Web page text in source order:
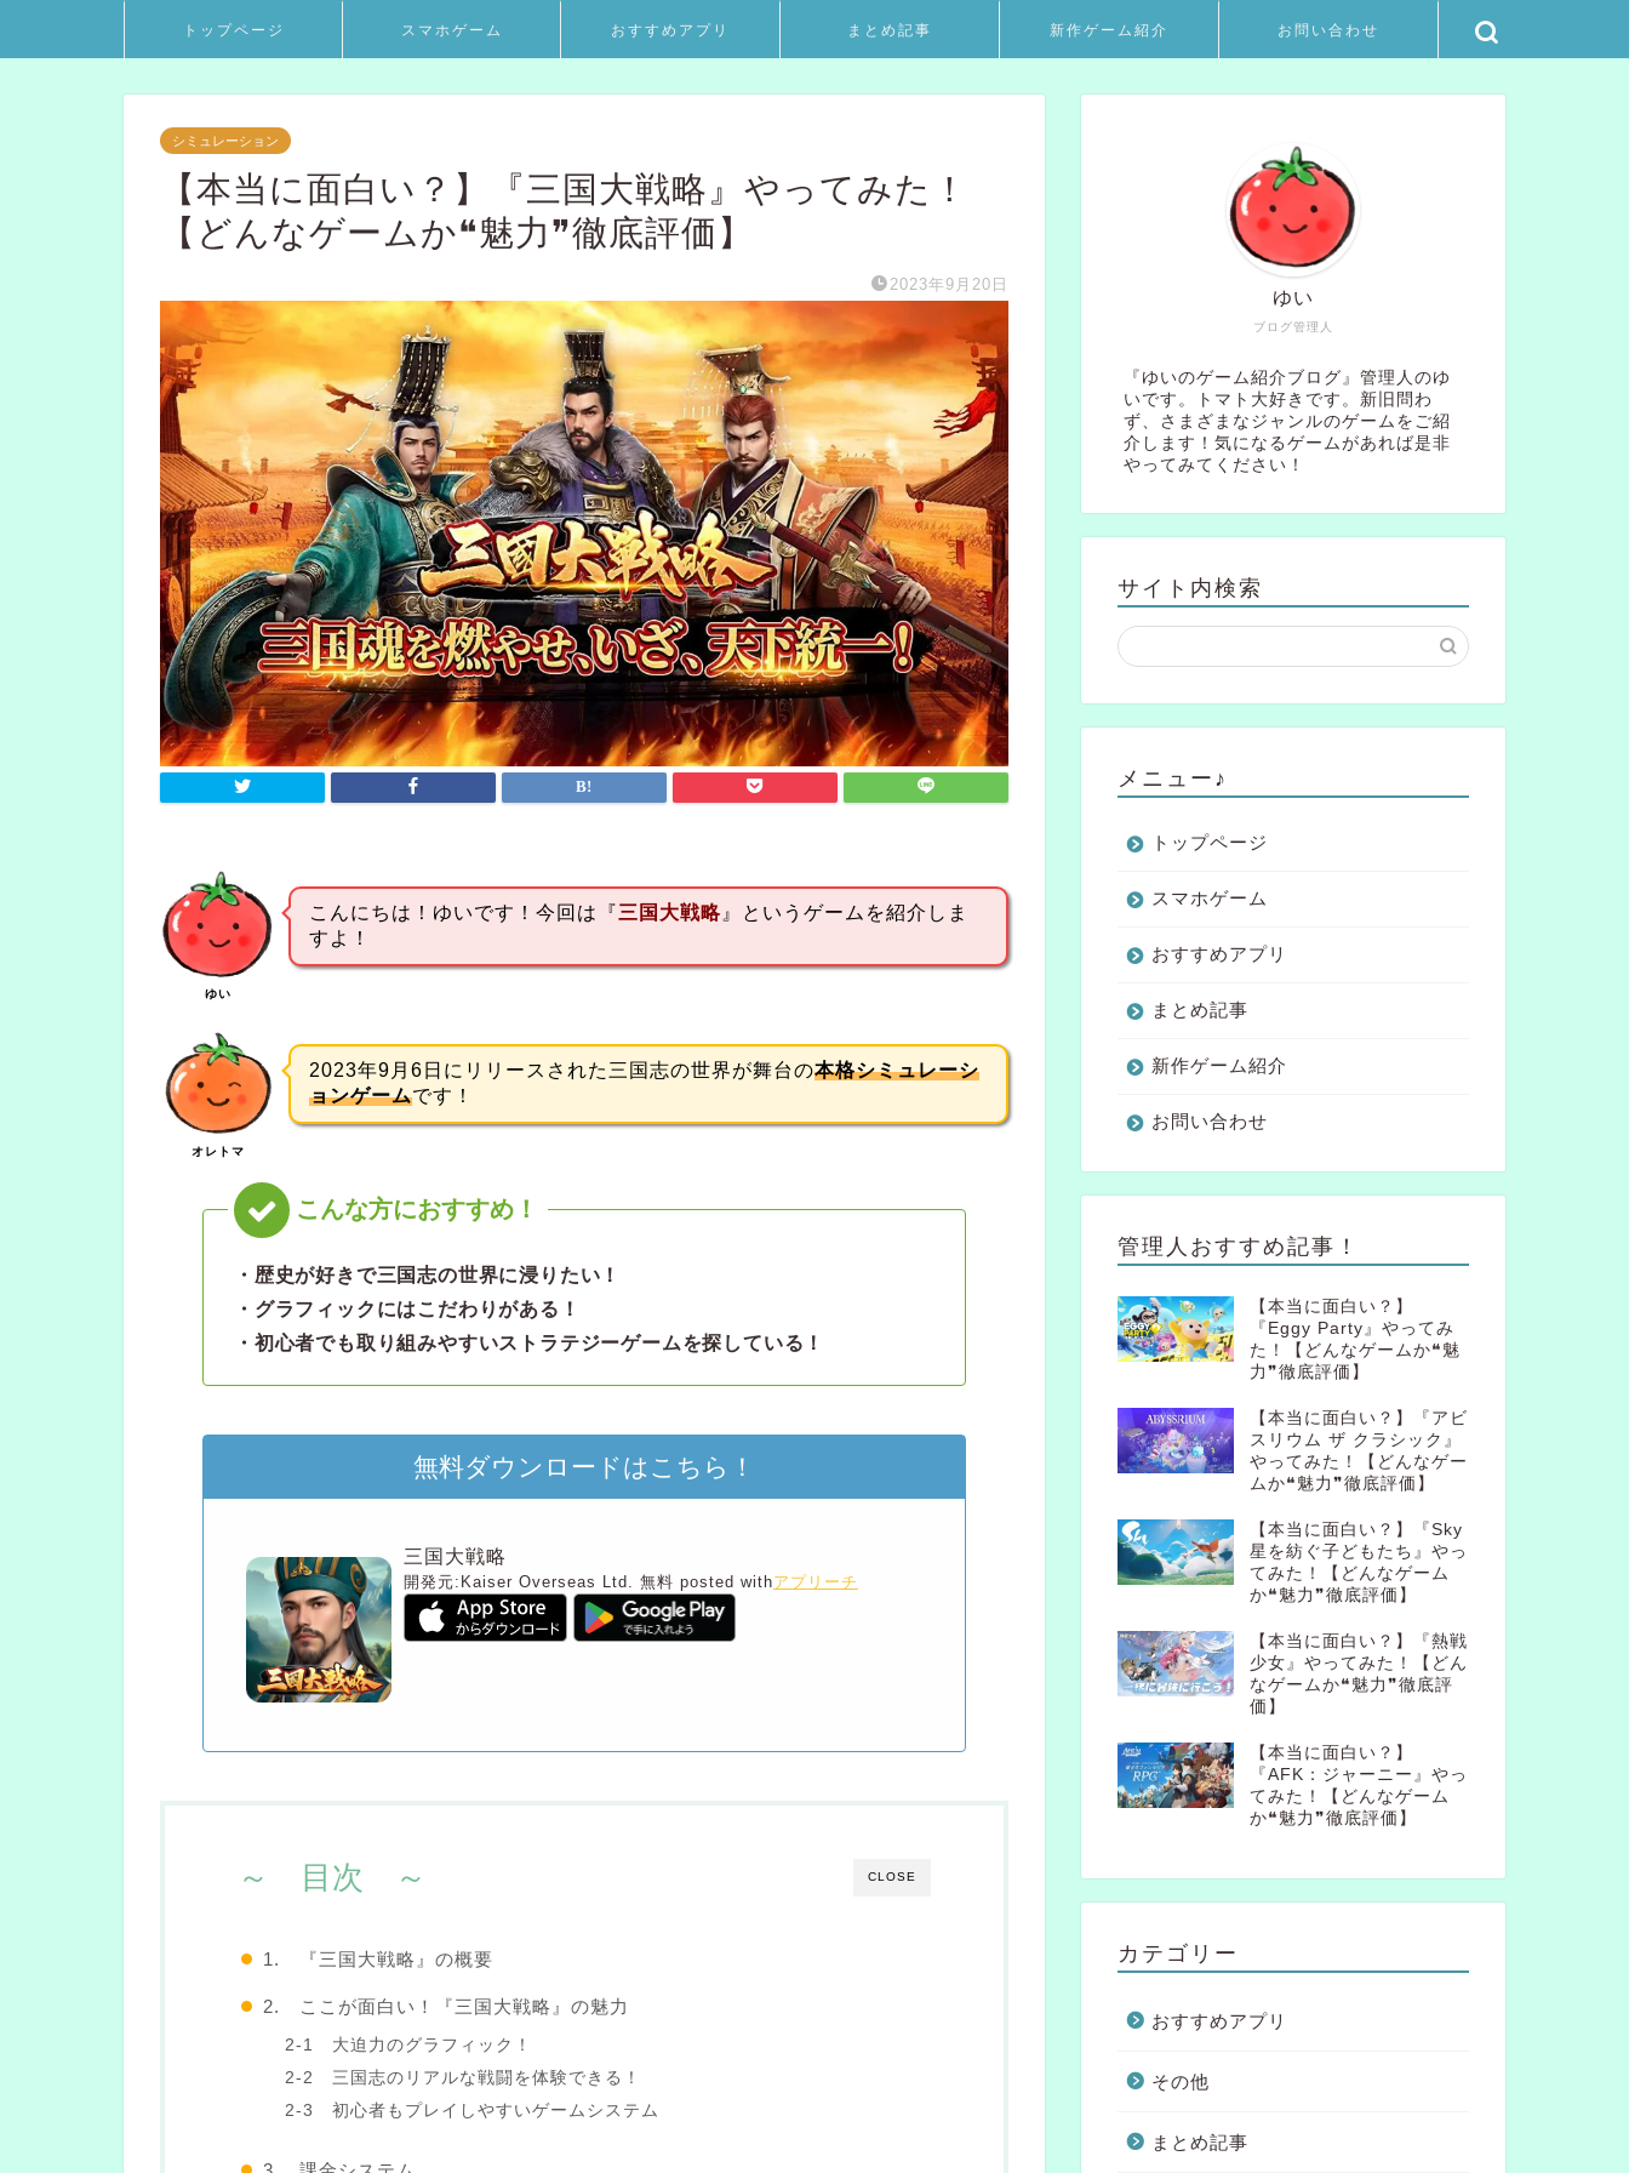
トップページ スマホゲーム おすすめアプリ まとめ記事 新作ゲーム紹介 お問い合わせ
シミュレーション
【本当に面白い？】『三国大戦略』やってみた！
【どんなゲームか❝魅力❞徹底評価】
2023年9月20日
ゆい
こんにちは！ゆいです！今回は『三国大戦略 』というゲームを紹介しま
すよ！
オレトマ
2023年9月6日にリリースされた三国志の世界が舞台の本格シミュレーシ
ョンゲームです！
・歴史が好きで三国志の世界に浸りたい！
・グラフィックにはこだわりがある！
・初心者でも取り組みやすいストラテジーゲームを探している！
無料ダウンロードはこちら！
三国大戦略
開発元: Kaiser Overseas Ltd. 無料 posted withアプリーチ
CLOSE
～ 目次 ～
1. 『三国大戦略』の概要
2. ここが面白い！『三国大戦略』の魅力
2-1 大迫力のグラフィック！
2-2 三国志のリアルな戦闘を体験できる！
2-3 初心者もプレイしやすいゲームシステム
ブログ管理人
ゆい
『ゆいのゲーム紹介ブログ』管理人のゆ
いです。トマト大好きです。新旧問わ
ず、さまざまなジャンルのゲームをご紹
介します！気になるゲームがあれば是非
やってみてください！
サイト内検索
メニュー♪
トップページ
スマホゲーム
おすすめアプリ
まとめ記事
新作ゲーム紹介
お問い合わせ
管理人おすすめ記事！
【本当に面白い？】
『Eggy Party』やってみ
た！【どんなゲームか❝魅
力❞徹底評価】
【本当に面白い？】『アビ
スリウム ザ クラシック』
やってみた！【どんなゲー
ムか❝魅力❞徹底評価】
【本当に面白い？】『Sky
星を紡ぐ子どもたち』やっ
てみた！【どんなゲーム
か❝魅力❞徹底評価】
【本当に面白い？】『熱戦
少女』やってみた！【どん
なゲームか❝魅力❞徹底評
価】
【本当に面白い？】
『AFK：ジャーニー』やっ
てみた！【どんなゲーム
か❝魅力❞徹底評価】
カテゴリー
おすすめアプリ
その他
まとめ記事